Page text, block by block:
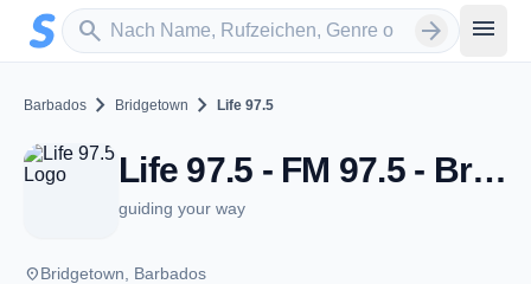
Zum Hauptinhalt springen
search
Sender suchen arrow_forward menu
Barbados chevron_right Bridgetown chevron_right Life 97.5
Life 97.5 - FM 97.5 - Bridgetown
guiding your way
placeBridgetown, Barbados